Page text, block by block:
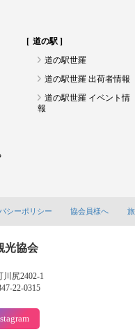
道の駅
道の駅世羅
道の駅世羅 出荷者情報
道の駅世羅 イベント情
報
シーポリシー 協会員様へ
光協会
尻2402-1
22-0315